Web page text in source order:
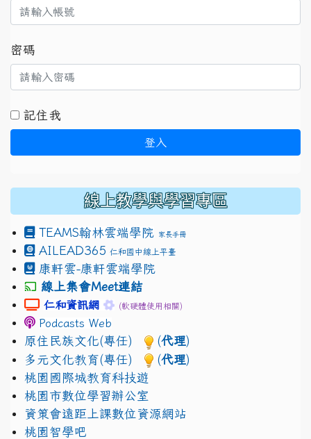
密碼
記住我
登入
線上教學與學習專區
TEAMS翰林雲端學院 家長手冊
AILEAD365 仁和國中線上平臺
康軒雲-康軒雲端學院
線上集會Meet連結
link to https://sites.google.com/
仁和資訊網 link to https://sites.google.com/
(軟硬體使用相關)
Podcasts Web
原住民族文化(專任) (代理)
多元文化教育(專任)
(代理)
桃園國際城教育科技遊
桃園市數位學習辦公室
資策會遠距上課數位資源網站
桃園智學吧